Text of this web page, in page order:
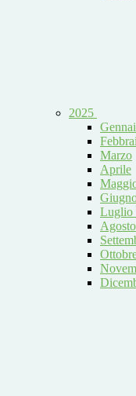
2025
Marzo
Aprile
Luglio
Agosto